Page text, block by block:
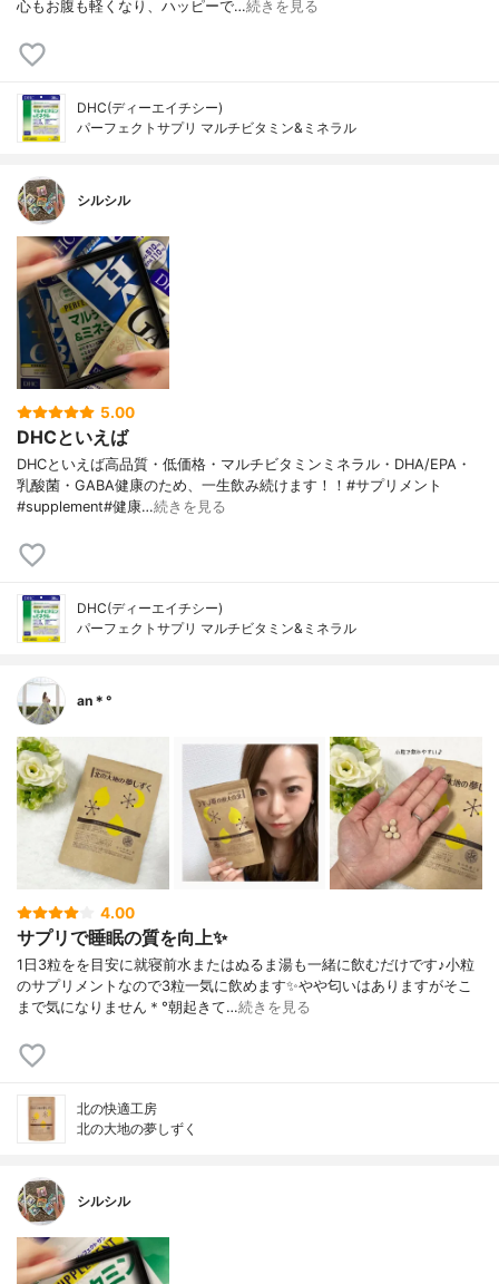
心もお腹も軽くなり、ハッピーで…続きを見る
DHC(ディーエイチシー)
パーフェクトサプリ マルチビタミン&ミネラル
シルシル
5.00
DHCといえば
DHCといえば高品質・低価格・マルチビタミンミネラル・DHA/EPA・
乳酸菌・GABA健康のため、一生飲み続けます！！#サプリメント
#supplement#健康…続きを見る
DHC(ディーエイチシー)
パーフェクトサプリ マルチビタミン&ミネラル
an＊°
4.00
サプリで睡眠の質を向上✨
1日3粒をを目安に就寝前水またはぬるま湯も一緒に飲むだけです♪小粒
のサプリメントなので3粒一気に飲めます✨やや匂いはありますがそこ
まで気になりません＊°朝起きて…続きを見る
北の快適工房
北の大地の夢しずく
シルシル